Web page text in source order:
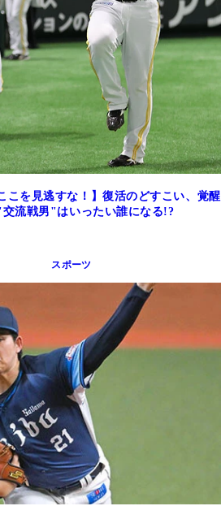
こを見逃すな！】復活のどすこい、覚醒
流戦男"はいったい誰になる!?
スポーツ